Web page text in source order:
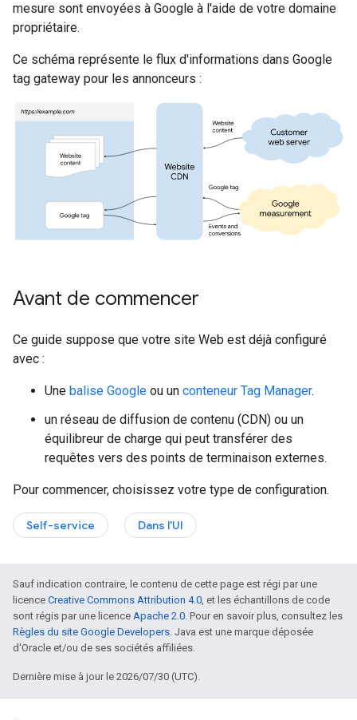
mesure sont envoyées à Google à l'aide de votre domaine
propriétaire.
Ce schéma représente le flux d'informations dans Google
tag gateway pour les annonceurs :
Avant de commencer
Ce guide suppose que votre site Web est déjà configuré
avec :
Une balise Google ou un conteneur Tag Manager.
un réseau de diffusion de contenu (CDN) ou un
équilibreur de charge qui peut transférer des
requêtes vers des points de terminaison externes.
Pour commencer, choisissez votre type de configuration.
Self-service Dans l'UI
Sauf indication contraire, le contenu de cette page est régi par une
licence Creative Commons Attribution 4.0, et les échantillons de code
sont régis par une licence Apache 2.0. Pour en savoir plus, consultez les
Règles du site Google Developers. Java est une marque déposée
d'Oracle et/ou de ses sociétés affiliées.
Dernière mise à jour le 2026/07/30 (UTC).